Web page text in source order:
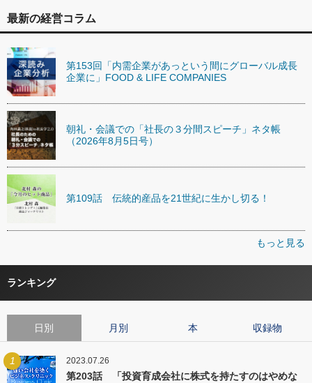
最新の経営コラム
第153回「内需企業があっという間にグローバル成長
企業に」FOOD & LIFE COMPANIES
朝礼・会議での「社長の３分間スピーチ」ネタ帳
（2026年8月5日号）
第109話 伝統的産品を21世紀に生かし切る！
もっと見る
ランキング
日別 月別 本 収録物
1 2023.07.26
第203話 「投資育成会社に株式を持たすのはやめな